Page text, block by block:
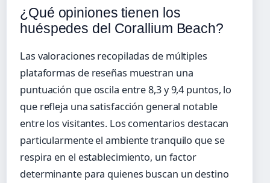
¿Qué opiniones tienen los
huéspedes del Corallium Beach?
Las valoraciones recopiladas de múltiples
plataformas de reseñas muestran una
puntuación que oscila entre 8,3 y 9,4 puntos, lo
que refleja una satisfacción general notable
entre los visitantes. Los comentarios destacan
particularmente el ambiente tranquilo que se
respira en el establecimiento, un factor
determinante para quienes buscan un destino